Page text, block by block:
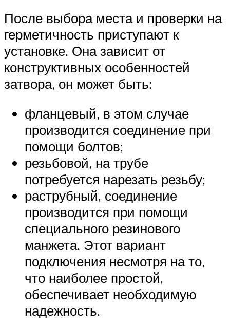
После выбора места и проверки на
герметичность приступают к
установке. Она зависит от
конструктивных особенностей
затвора, он может быть:
фланцевый, в этом случае
производится соединение при
помощи болтов;
резьбовой, на трубе
потребуется нарезать резьбу;
раструбный, соединение
производится при помощи
специального резинового
манжета. Этот вариант
подключения несмотря на то,
что наиболее простой,
обеспечивает необходимую
надежность.